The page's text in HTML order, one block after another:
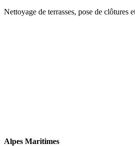
Nettoyage de terrasses, pose de clôtures
Alpes Maritimes